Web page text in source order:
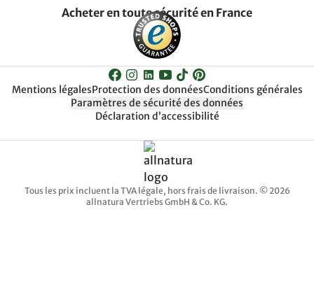
Acheter en toute sécurité en France
Mentions légalesProtection des donnéesConditions générales
Paramètres de sécurité des données
Déclaration d’accessibilité
Tous les prix incluent la TVA légale, hors frais de livraison. © 2026
allnatura Vertriebs GmbH & Co. KG.